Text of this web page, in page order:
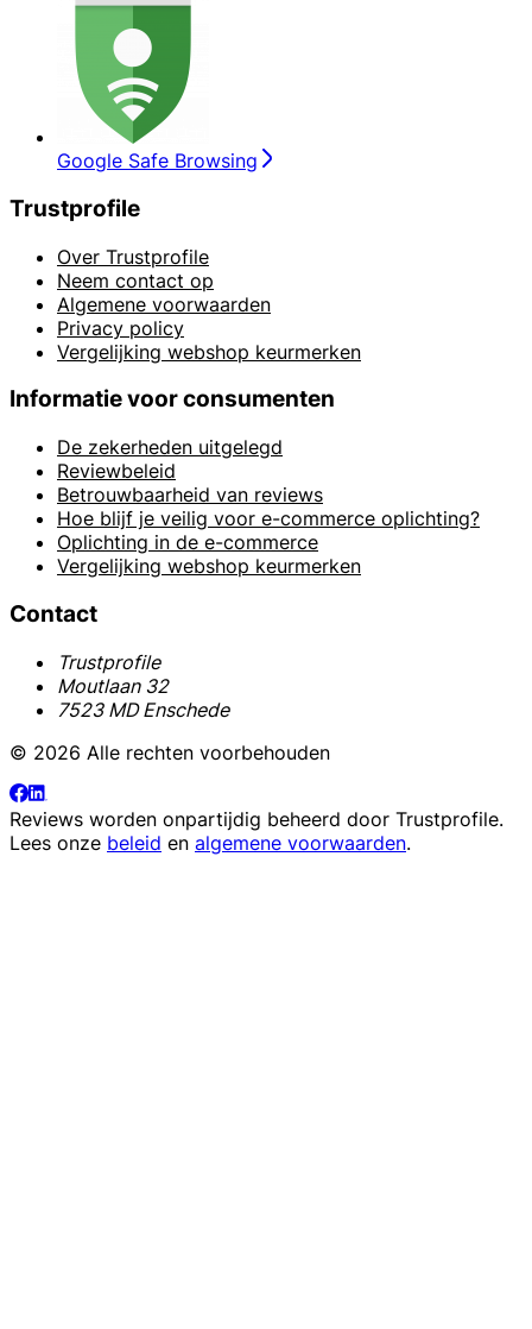
Google Safe Browsing
Trustprofile
Over Trustprofile
Neem contact op
Algemene voorwaarden
Privacy policy
Vergelijking webshop keurmerken
Informatie voor consumenten
De zekerheden uitgelegd
Reviewbeleid
Betrouwbaarheid van reviews
Hoe blijf je veilig voor e-commerce oplichting?
Oplichting in de e-commerce
Vergelijking webshop keurmerken
Contact
Trustprofile
Moutlaan 32
7523 MD Enschede
© 2026 Alle rechten voorbehouden
Reviews worden onpartijdig beheerd door Trustprofile.
Lees onze beleid en algemene voorwaarden.